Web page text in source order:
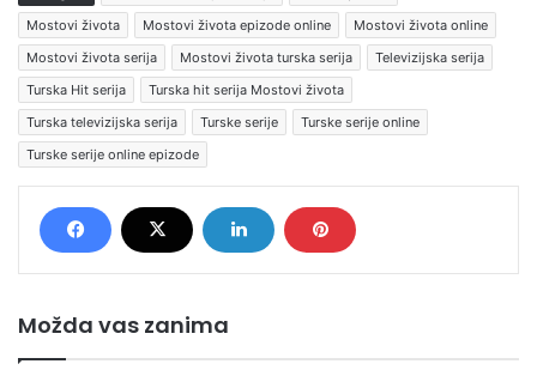
Mostovi života
Mostovi života epizode online
Mostovi života online
Mostovi života serija
Mostovi života turska serija
Televizijska serija
Turska Hit serija
Turska hit serija Mostovi života
Turska televizijska serija
Turske serije
Turske serije online
Turske serije online epizode
Možda vas zanima